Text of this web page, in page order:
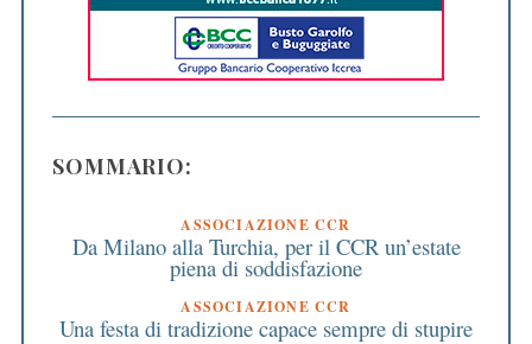
SOMMARIO:
ASSOCIAZIONE CCR
Da Milano alla Turchia, per il CCR un’estate
piena di soddisfazione
ASSOCIAZIONE CCR
Una festa di tradizione capace sempre di stupire